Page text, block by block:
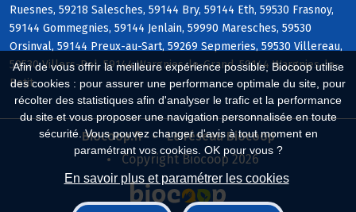
Afin de vous offrir la meilleure expérience possible, Biocoop utilise
des cookies : pour assurer une performance optimale du site, pour
récolter des statistiques afin d'analyser le trafic et la performance
du site et vous proposer une navigation personnalisée en toute
sécurité. Vous pouvez changer d'avis à tout moment en
paramétrant vos cookies. OK pour vous ?
En savoir plus et paramétrer les cookies
Ruesnes, 59218 Salesches, 59144 Bry, 59144 Eth, 59530 Frasnoy,
59144 Gommegnies, 59144 Jenlain, 59990 Maresches, 59530
Orsinval, 59144 Preux-au-Sart, 59269 Sepmeries, 59530 Villereau,
59530 Villers-Pol, 59144 Wargnies-le-Grand, 59144 Wargnies-le-
Petit
Biocoop.fr
Le réseau Biocoop
Copyright Biocoop 2026